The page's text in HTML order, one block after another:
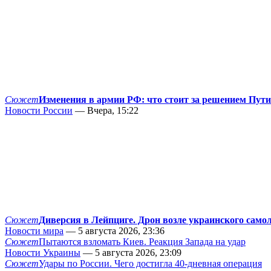
СюжетИзменения в армии РФ: что стоит за решением
Новости России — Вчера, 15:22
СюжетДиверсия в Лейпциге. Дрон возле украинского
Новости мира — 5 августа 2026, 23:36
СюжетПытаются взломать Киев. Реакция Запада на удар
Новости Украины — 5 августа 2026, 23:09
СюжетУдары по России. Чего достигла 40-дневная операция